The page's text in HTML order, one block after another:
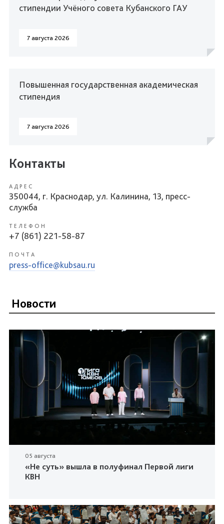
стипендии Учёного совета Кубанского ГАУ
7 августа 2026
Повышенная государственная академическая
стипендия
7 августа 2026
Контакты
АДРЕС
350044, г. Краснодар, ул. Калинина, 13, пресс-
служба
ТЕЛЕФОН
+7 (861) 221-58-87
ПОЧТА
press-office@kubsau.ru
Новости
05 августа
«Не суть» вышла в полуфинал Первой лиги
КВН